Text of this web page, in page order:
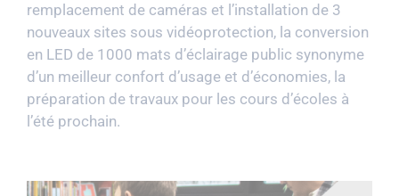
remplacement de caméras et l’installation de 3
nouveaux sites sous vidéoprotection, la conversion
en LED de 1000 mats d’éclairage public synonyme
d’un meilleur confort d’usage et d’économies, la
préparation de travaux pour les cours d’écoles à
l’été prochain.